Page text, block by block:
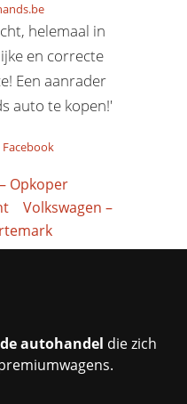
helemaal in
en correcte
Een aanrader
auto te kopen!'
Facebook
Opkoper
Volkswagen –
autohandel die zich